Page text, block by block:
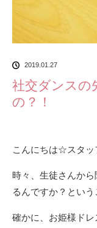
2019.01.27
社交ダンスの
の？！
こんにちは☆スタッ
時々、生徒さんか
るんですか？という
確かに、お姫様ド